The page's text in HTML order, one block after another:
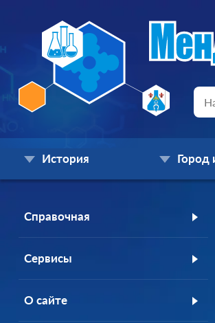
История Город
Справочная
Сервисы
О сайте